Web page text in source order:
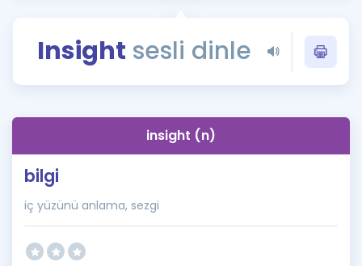
Rehberlik Aracı
ÖSYM Sınav Takvimi
Kampanyalar
Blog
Insight sesli dinle
insight (n)
bilgi
iç yüzünü anlama, sezgi